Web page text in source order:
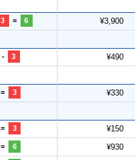
3 = 6 ¥3,900
- 3 ¥490
= 3 ¥330
= 3 ¥150
= 6 ¥930